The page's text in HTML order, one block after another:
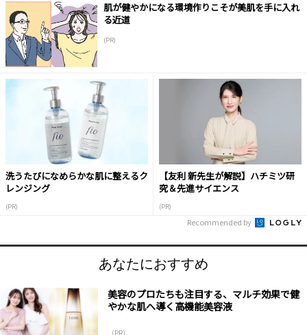
肌が健やかになる環境作りこそが美肌を手に入れ
る近道
(PR)
洗うたびになめらかな肌に整えるク
レンジング
(PR)
【友利 新先生が解説】ハチミツ研
究＆先進サイエンス
(PR)
Recommended by
あなたにおすすめ
美容のプロたちも注目する、マルチ効果で健
やかな肌へ導く高機能美容液
（PR）